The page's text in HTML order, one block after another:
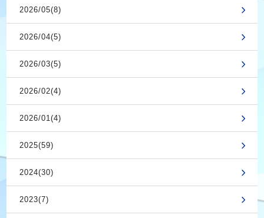
2026/05(8)
2026/04(5)
2026/03(5)
2026/02(4)
2026/01(4)
2025(59)
2024(30)
2023(7)